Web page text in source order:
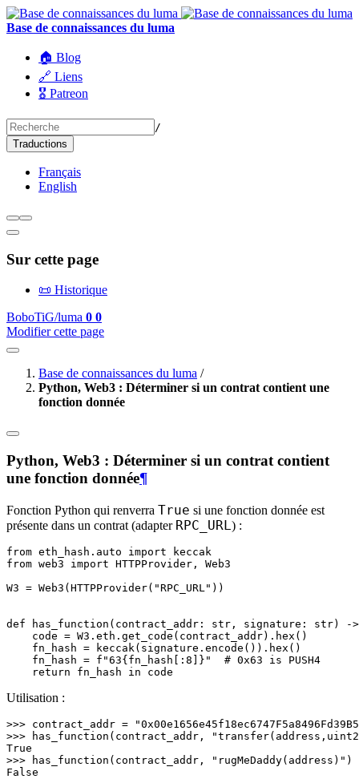
Base de connaissances du luma
🏠 Blog
🔗 Liens
🎖️ Patreon
/
Traductions
Français
English
Sur cette page
📜 Historique
BoboTiG/luma 0 0
Modifier cette page
Base de connaissances du luma /
Python, Web3 : Déterminer si un contrat contient une
fonction donnée
Python, Web3 : Déterminer si un contrat contient
une fonction donnée¶
Fonction Python qui renverra True si une fonction donnée est
présente dans un contrat (adapter RPC_URL) :
from eth_hash.auto import
keccak
from web3 import HTTPProvider ,
Web3
W3 = Web3 ( HTTPProvider( "RPC_URL" ))
def has_function ( contract_addr : str , signature : str)
->
code = W3 . eth . get_code ( contract_addr) . hex ()
fn_hash = keccak ( signature . encode ()) . hex ()
fn_hash = f "63{ fn_hash [: 8 } "
# 0x63 is PUSH4
return
fn_hash in code
Utilisation :
>>> contract_addr =
>>>
has_function ( contract_addr ,
True
>>>
has_function ( contract_addr , "rugMeDaddy(address)" )
False